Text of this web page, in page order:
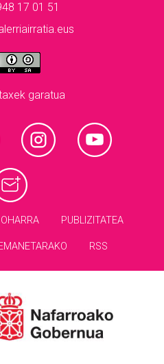
17 01 51
garatua
PUBLIZITATEA
RSS